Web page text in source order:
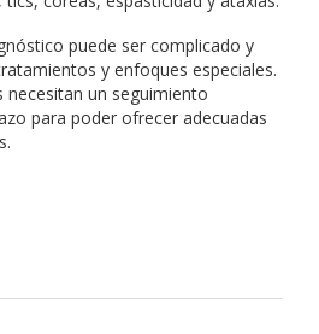
puede ser complicado y
y enfoques especiales.
necesitan un seguimiento
para poder ofrecer adecuadas